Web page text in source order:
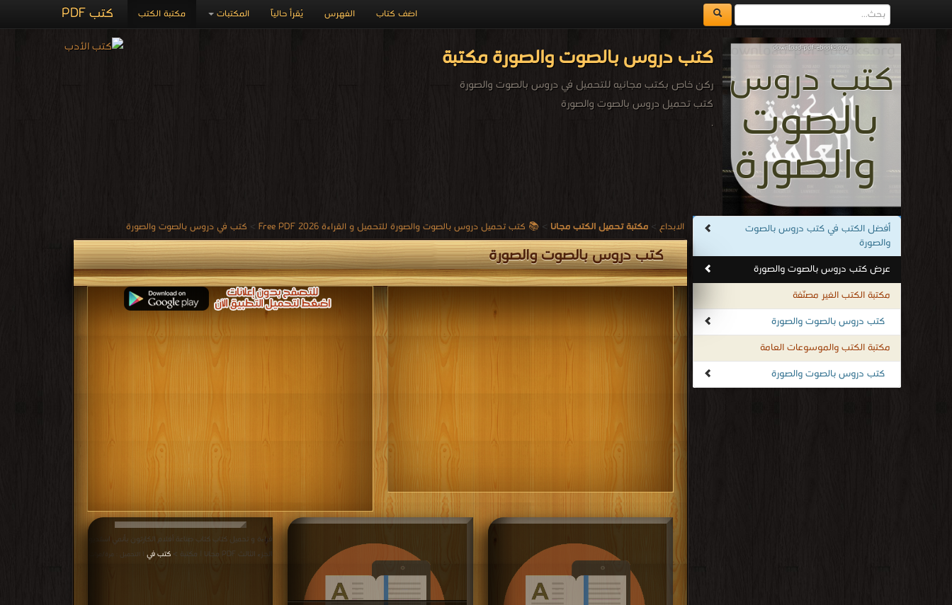
كتب PDF مكتبة الكتب المكتبات يُقرأ حالياً الفهرس اضف كتاب
كتب دروس بالصوت والصورة مكتبة
ركن خاص بكتب مجانيه للتحميل في دروس بالصوت والصورة
كتب تحميل دروس بالصوت والصورة
.
أفضل الكتب في كتب دروس بالصوت
والصورة
عرض كتب دروس بالصوت والصورة
مكتبة الكتب الغير مصنّفة
كتب دروس بالصوت والصورة
مكتبة الكتب والموسوعات العامة
كتب دروس بالصوت والصورة
الابداع > مكتبة تحميل الكتب مجانا > 📚 كتب تحميل دروس بالصوت والصورة للتحميل و القراءة 2026 Free PDF > كتب في دروس بالصوت والصورة
كتب دروس بالصوت والصورة
قراءة و تحميل كتاب كتاب صناعة أفلام الكارتون بأنمي استديو
الجزء الثالث PDF مجانا | مكتبة >
كتب في | التحميل : مرة/مرات